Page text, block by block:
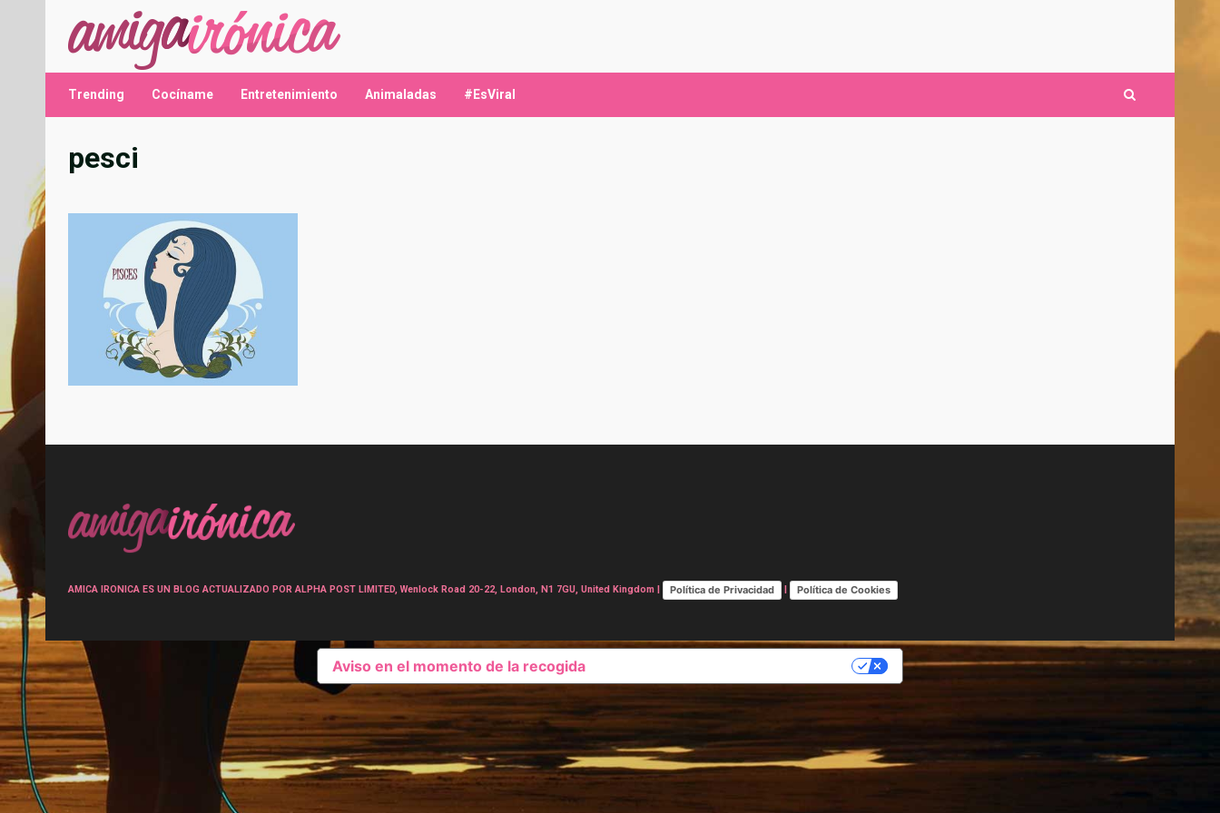
contenido
Trending Cocíname Entretenimiento Animaladas #EsViral
pesci
AMICA IRONICA ES UN BLOG ACTUALIZADO POR ALPHA POST LIMITED, Wenlock Road 20-22, London, N1 7GU, United Kingdom | Política de Privacidad | Política de Cookies
Aviso en el momento de la recogida